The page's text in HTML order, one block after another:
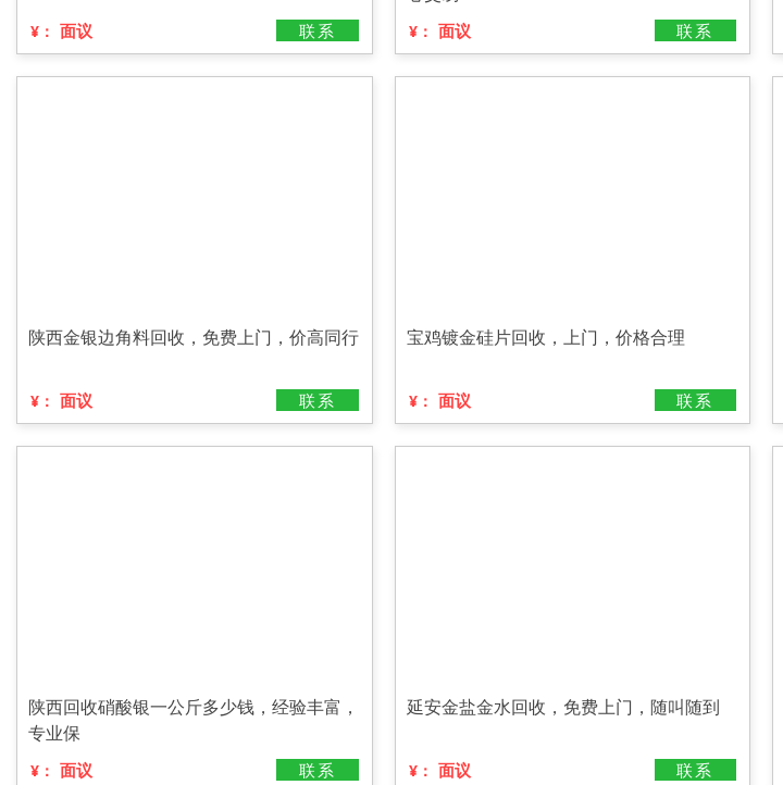
¥： 面议 联系 ¥： 面议 联系
陕西金银边角料回收，免费上门，价高同行
¥： 面议 联系
宝鸡镀金硅片回收，上门，价格合理
¥： 面议 联系
陕西回收硝酸银一公斤多少钱，经验丰富，
专业保
¥： 面议 联系
延安金盐金水回收，免费上门，随叫随到
¥： 面议 联系